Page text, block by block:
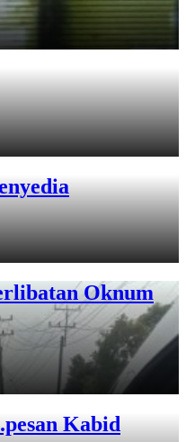
Oknum
Kabid